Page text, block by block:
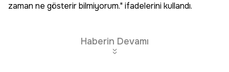
zaman ne gösterir bilmiyorum." ifadelerini kullandı.
Haberin Devamı